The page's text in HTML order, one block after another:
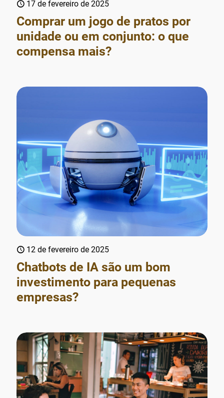
17 de fevereiro de 2025
Comprar um jogo de pratos por
unidade ou em conjunto: o que
compensa mais?
12 de fevereiro de 2025
Chatbots de IA são um bom
investimento para pequenas
empresas?